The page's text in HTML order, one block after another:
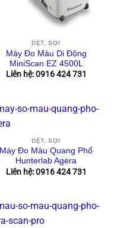
DỆT, SỢI
Máy Đo Màu Di Động
MiniScan EZ 4500L
Liên hệ: 0916 424 731
DỆT, SỢI
Máy Đo Màu Quang Phổ
Hunterlab Agera
Liên hệ: 0916 424 731